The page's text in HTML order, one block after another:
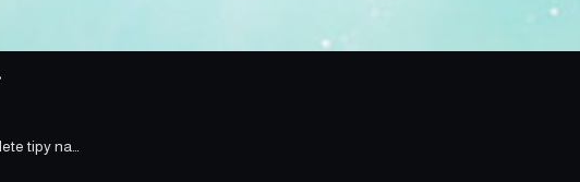
tipy na…